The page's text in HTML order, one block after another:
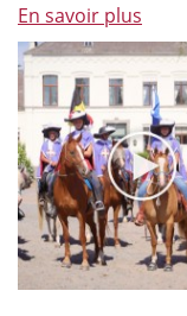
En savoir plus
de
de
en
et